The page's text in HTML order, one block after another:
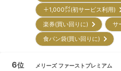
＋1,000㌽(初サービス利用)
楽券(買い回りに)
サ
食パン袋(買い回りに)
6位 メリーズ ファーストプレミアム